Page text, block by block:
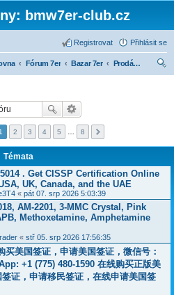
bmw7er-club.cz
Přihlásit se
Registrovat
Fórum 7er Bazar 7er
Prodám díly 7er
1 2 3 4 5 8
Témata
. Get CISSP Certification Online
UK, Canada, and the UAE
« pát 07. srp 2026 5:03:39
AM-2201, 3-MMC Crystal, Pink
Methoxetamine, Amphetamine
« stř 05. srp 2026 17:56:35
买美国签证，申请美国签证，微信号：
+1 (775) 480-1590 在线购买正版美
证，申请移民签证，在线申请美国签